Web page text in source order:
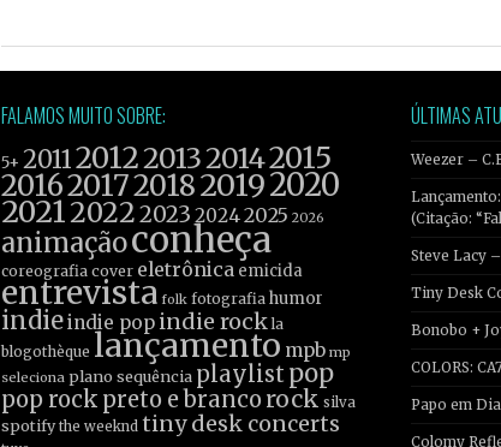
FALAMOS MUITO SOBRE:
5+ 20112012201320142015
20162017201820192020
202120222023 20242025 2026
animaçãoconheça
coreografia cover eletrônica emicida
entrevista folk fotografia humor
indieindie pop indie rock la
blogothèque lançamento mpb mp
seleciona plano sequência playlist pop
pop rock preto e branco rock silva
spotify the weeknd tiny desk concerts
ÚLTIMAS
Weezer –
(Citação:
Steve Lacy
Tiny Desk
Bonobo +
COLORS:
Papo em
Colomy